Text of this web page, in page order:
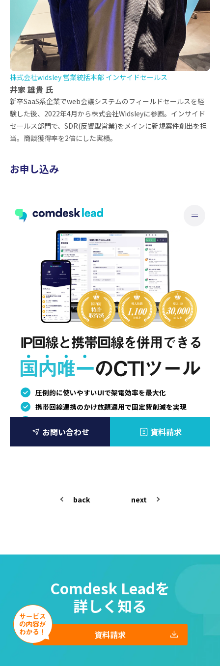
株式会社widsley 営業統括本部 インサイドセールス
井家 雄貴 氏
新卒SaaS系企業でweb会議システムのフィールドセールスを経
験した後、2022年4月から株式会社Widsleyに参画。インサイド
セールス部門で、SDR(反響型営業)をメインに新規案件創出を担
当。商談獲得率を2倍にした実績。
お申し込み
back next
Comdesk Leadを
詳しく知る
資料請求